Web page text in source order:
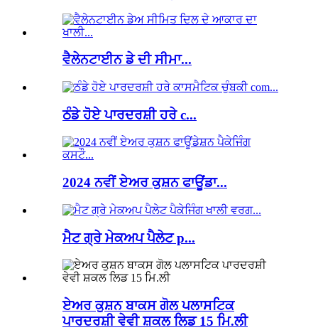
ਵੈਲੇਨਟਾਈਨ ਡੇ ਦੀ ਸੀਮਾ...
ਠੰਡੇ ਹੋਏ ਪਾਰਦਰਸ਼ੀ ਹਰੇ c...
2024 ਨਵੀਂ ਏਅਰ ਕੁਸ਼ਨ ਫਾਊਂਡਾ...
ਮੈਟ ਗ੍ਰੇ ਮੇਕਅਪ ਪੈਲੇਟ p...
ਏਅਰ ਕੁਸ਼ਨ ਬਾਕਸ ਗੋਲ ਪਲਾਸਟਿਕ
ਪਾਰਦਰਸ਼ੀ ਵੇਵੀ ਸ਼ਕਲ ਲਿਡ 15 ਮਿ.ਲੀ